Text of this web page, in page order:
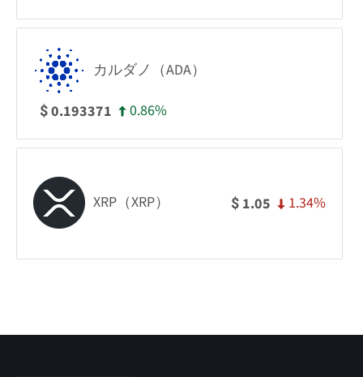
カルダノ（ADA）
$0.193371 0.86%
XRP（XRP） $ 1.05 1.34%